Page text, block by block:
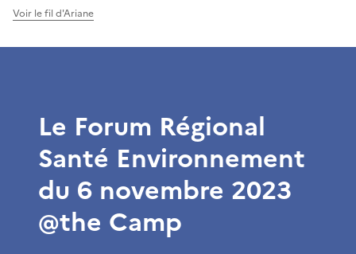
Voir le fil d'Ariane
Le Forum Régional
Santé Environnement
du 6 novembre 2023
@the Camp